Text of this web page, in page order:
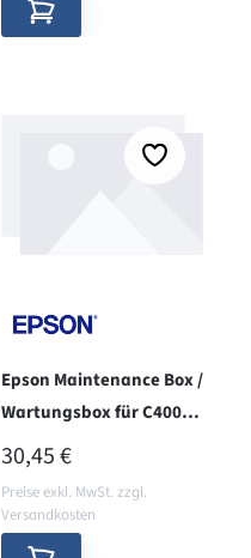
Epson Maintenance Box /
Wartungsbox für C4000
Serie
REGULÄRER PREIS:
30,45 €
Preise exkl. MwSt. zzgl.
Versandkosten